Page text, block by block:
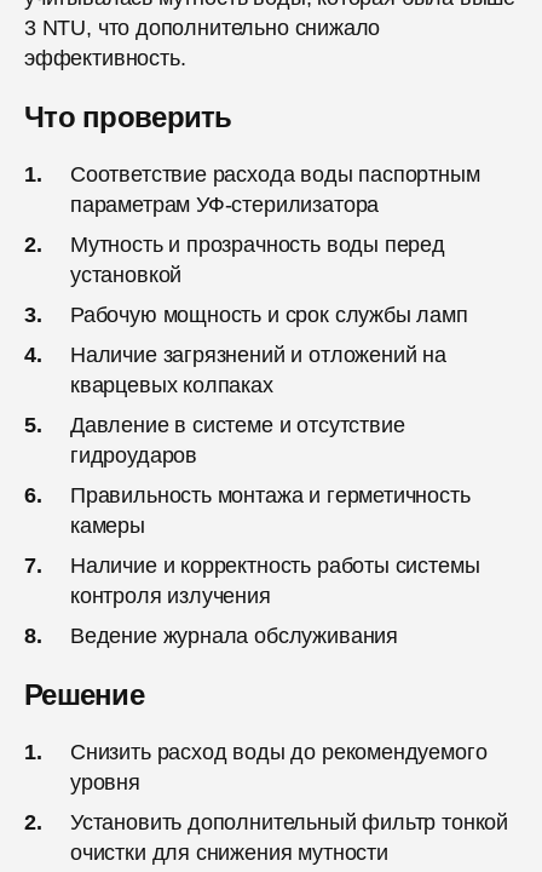
3 NTU, что дополнительно снижало
эффективность.
Что проверить
Соответствие расхода воды паспортным
параметрам УФ-стерилизатора
Мутность и прозрачность воды перед
установкой
Рабочую мощность и срок службы ламп
Наличие загрязнений и отложений на
кварцевых колпаках
Давление в системе и отсутствие
гидроударов
Правильность монтажа и герметичность
камеры
Наличие и корректность работы системы
контроля излучения
Ведение журнала обслуживания
Решение
Снизить расход воды до рекомендуемого
уровня
Установить дополнительный фильтр тонкой
очистки для снижения мутности